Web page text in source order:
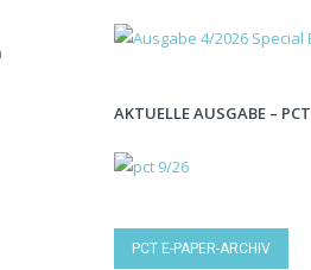
AKTUELLE AUSGABE – PCT
PCT E-PAPER-ARCHIV